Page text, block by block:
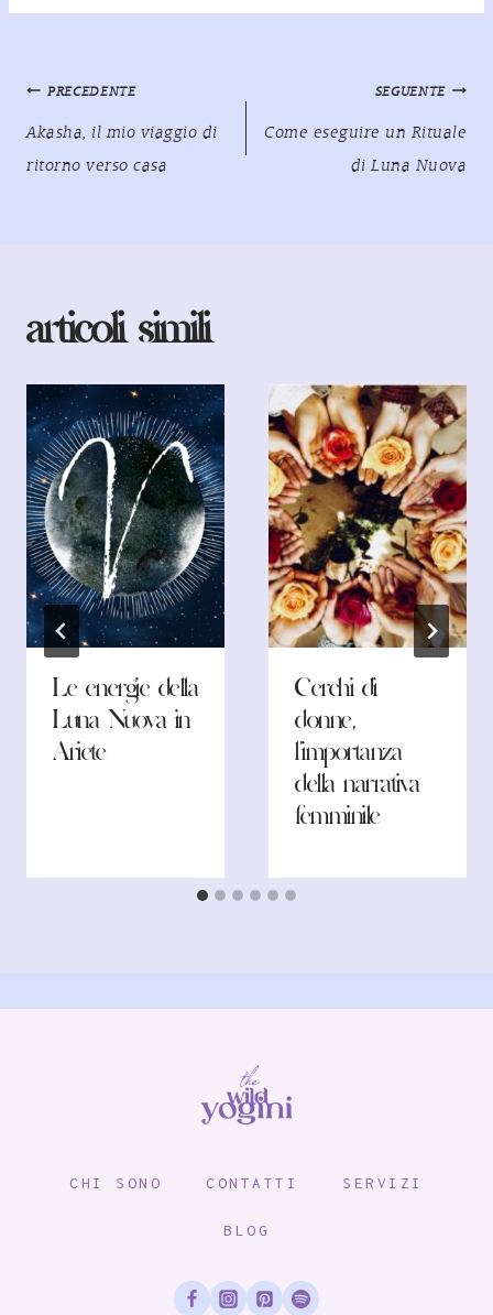
Navigazione
articoli
PRECEDENTE
Akasha, il mio viaggio di
ritorno verso casa
SEGUENTE
Come eseguire un Rituale
di Luna Nuova
articoli simili
Le energie della
Luna Nuova in
Ariete
Cerchi di
donne,
l’importanza
della narrativa
femminile
CHI SONO CONTATTI SERVIZI
BLOG